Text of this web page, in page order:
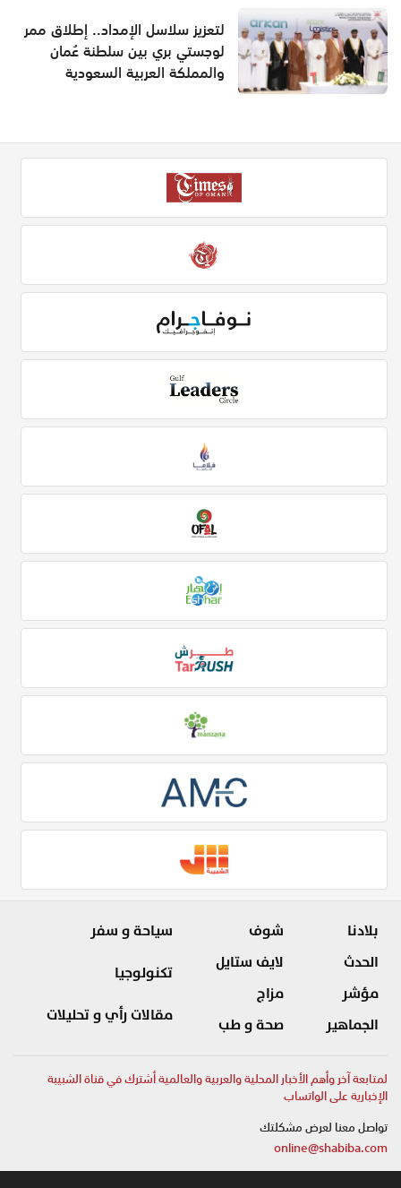
لتعزيز سلاسل الإمداد.. إطلاق ممر
لوجستي بري بين سلطنة عُمان
والمملكة العربية السعودية
بلادنا
الحدث
مؤشر
الجماهير
شوف
لايف ستايل
مزاج
صحة و طب
سياحة و سفر
تكنولوجيا
مقالات رأي و تحليلات
لمتابعة آخر وأهم الأخبار المحلية والعربية والعالمية أشترك في قناة الشبيبة
الإخبارية على الواتساب
تواصل معنا لعرض مشكلتك
online@shabiba.com